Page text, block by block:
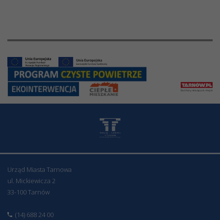
Urząd Miasta Tarnowa
ul. Mickiewicza 2
33-100 Tarnów
(14) 688 24 00